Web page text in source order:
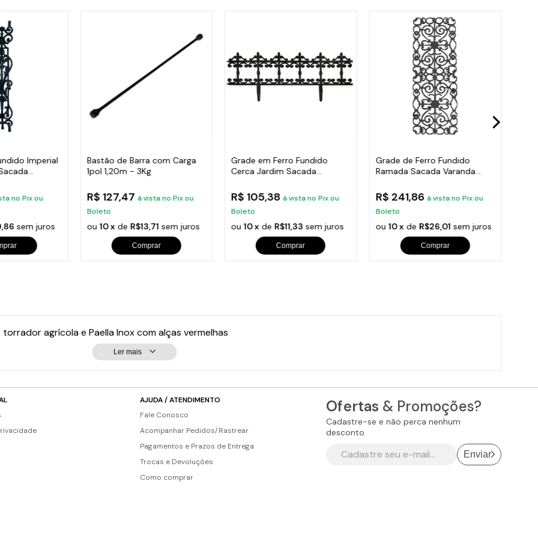
Imperial
no Pix ou
sem juros
Bastão de Barra com Carga
1pol 1,20m - 3Kg
R$ 127,47 à vista no Pix ou
Boleto
ou10 x de R$13,71 sem juros
Comprar
Grade em Ferro Fundido
Cerca Jardim Sacada
R$ 105,38 à vista no Pix ou
Boleto
ou10 x de R$11,33 sem juros
Comprar
Grade de Ferro Fundido
Ramada Sacada Varanda
R$ 241,86 à vista no Pix ou
Boleto
ou10 x de R$26,01 sem juros
Comprar
agrícola e Paella Inox com alças vermelhas
Ler mais
AJUDA / ATENDIMENTO
Fale Conosco
Acompanhar Pedidos/Rastrear
Pagamentos e Prazos de Entrega
Trocas e Devoluções
Como comprar
Ofertas & Promoções?
Cadastre-se e não perca nenhum
desconto
Enviar